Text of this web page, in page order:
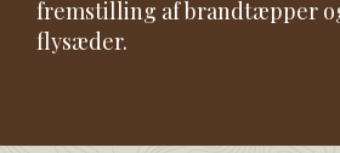
fremstilling af brandtæpper
flysæder.